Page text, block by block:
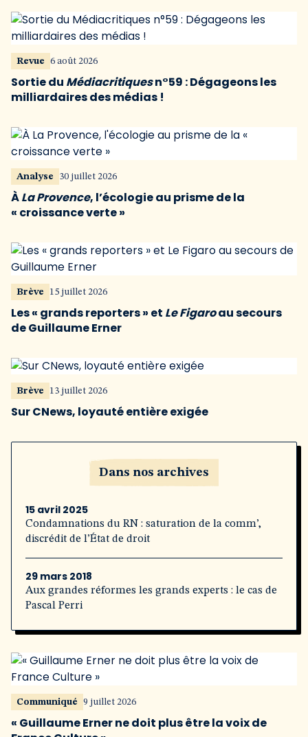
Revue 6 août 2026
Sortie du Médiacritiquesn°59 : Dégageons les
milliardaires des médias !
Analyse 30 juillet 2026
ÀLa Provence, l’écologie au prisme de la
« croissance verte »
Brève 15 juillet 2026
Les « grands reporters » et Le Figaroau secours
de Guillaume Erner
Brève 13 juillet 2026
Sur CNews, loyauté entière exigée
Dans nos archives
15 avril 2025
Condamnations du RN : saturation de la comm’,
discrédit de l’État de droit
29 mars 2018
Aux grandes réformes les grands experts : le cas de
Pascal Perri
Communiqué 9 juillet 2026
« Guillaume Erner ne doit plus être la voix de